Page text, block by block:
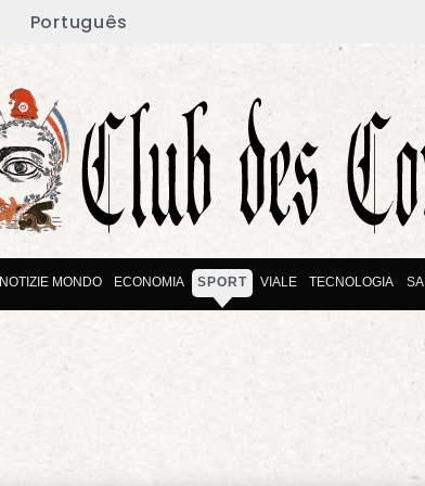
Português
NOTIZIE MONDO ECONOMIA SPORT VIALE TECNOLOGIA